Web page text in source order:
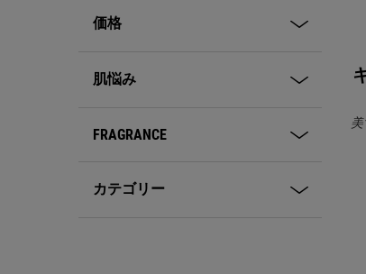
価格
肌悩み
FRAGRANCE
カテゴリー